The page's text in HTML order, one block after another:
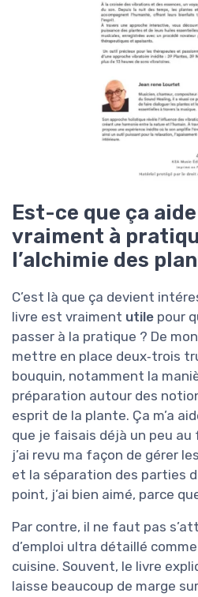
Est-ce que ça aide
vraiment à
l’alchimie des
C’est là que ça devient
livre est vraiment utile pour
passer à la pratique ? De
mettre en place deux‑trois
bouquin, notamment la
préparation autour des
esprit de la plante. Ça m’a
que je faisais déjà un peu au
j’ai revu ma façon de gérer
et la séparation des parties
point, j’ai bien aimé, parce
Par contre, il ne faut pas
d’emploi ultra détaillé
cuisine. Souvent, le livre
laisse beaucoup de marge